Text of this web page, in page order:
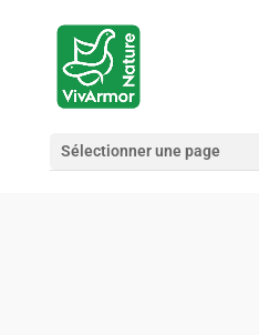
Sélectionner une page